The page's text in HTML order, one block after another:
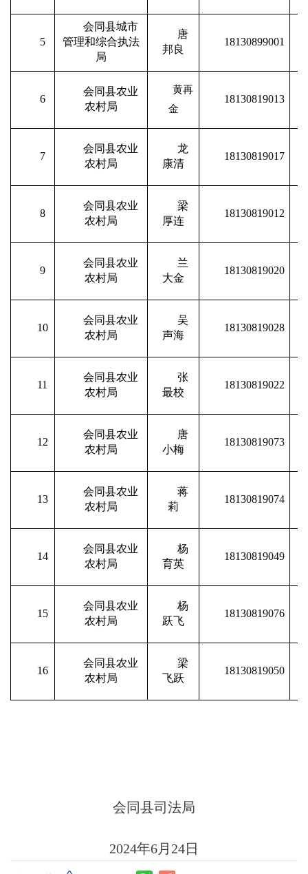
5
会同县城市
管理和综合执法
局
唐
邦良
18130899001
6
会同县农业
农村局
黄再
金
18130819013
7
会同县农业
农村局
龙
康清
18130819017
8
会同县农业
农村局
梁
厚连
18130819012
9
会同县农业
农村局
兰
大金
18130819020
10
会同县农业
农村局
吴
声海
18130819028
11
会同县农业
农村局
张
最校
18130819022
12
会同县农业
农村局
唐
小梅
18130819073
13
会同县农业
农村局
蒋
莉
18130819074
14
会同县农业
农村局
杨
育英
18130819049
15
会同县农业
农村局
杨
跃飞
18130819076
16
会同县农业
农村局
梁
飞跃
18130819050
会同县司法局
2024年6月24日